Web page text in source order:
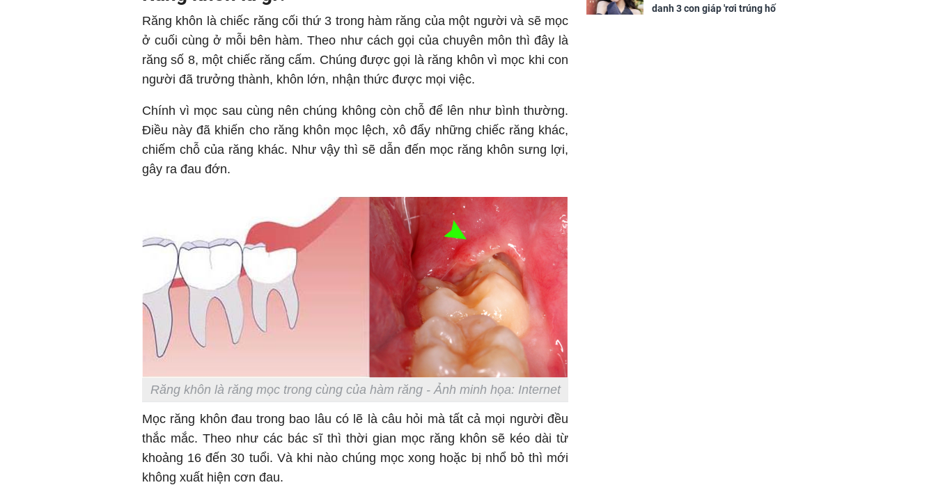
Răng khôn là chiếc răng cối thứ 3 trong hàm răng của một người và sẽ mọc
ở cuối cùng ở mỗi bên hàm. Theo như cách gọi của chuyên môn thì đây là
răng số 8, một chiếc răng cấm. Chúng được gọi là răng khôn vì mọc khi con
người đã trưởng thành, khôn lớn, nhận thức được mọi việc.
Chính vì mọc sau cùng nên chúng không còn chỗ để lên như bình thường.
Điều này đã khiến cho răng khôn mọc lệch, xô đẩy những chiếc răng khác,
chiếm chỗ của răng khác. Như vậy thì sẽ dẫn đến mọc răng khôn sưng lợi,
gây ra đau đớn.
Răng khôn là răng mọc trong cùng của hàm răng - Ảnh minh họa: Internet
Mọc răng khôn đau trong bao lâu có lẽ là câu hỏi mà tất cả mọi người đều
thắc mắc. Theo như các bác sĩ thì thời gian mọc răng khôn sẽ kéo dài từ
khoảng 16 đến 30 tuổi. Và khi nào chúng mọc xong hoặc bị nhổ bỏ thì mới
không xuất hiện cơn đau.
danh 3 con giáp 'rơi trúng hố